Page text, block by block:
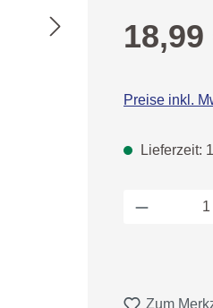
Regulärer
18,99
Preise inkl.
Lieferzeit:
Produkt
Zum